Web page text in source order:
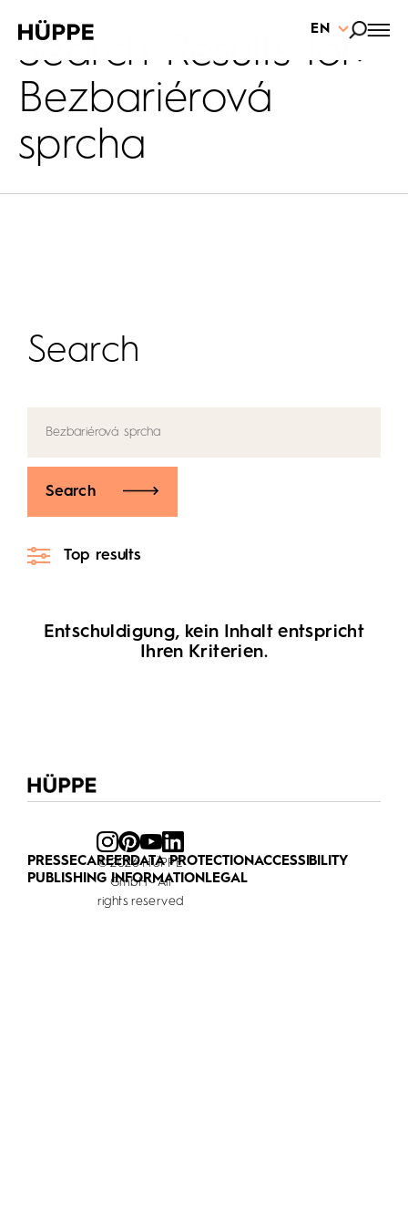
EN
Search Results for:
Bezbariérová
sprcha
Search
Search
Top results
Entschuldigung, kein Inhalt entspricht
Ihren Kriterien.
PRESSECAREERDATA PROTECTIONACCESSIBILITY
PUBLISHING INFORMATIONLEGAL
© 2026 HÜPPE
GmbH - All
rights reserved